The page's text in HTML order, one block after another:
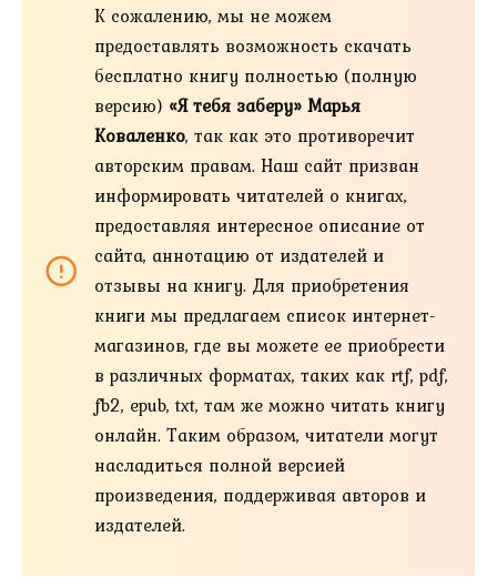
К сожалению, мы не можем
предоставлять возможность скачать
бесплатно книгу полностью (полную
версию) «Я тебя заберу» Марья
Коваленко, так как это противоречит
авторским правам. Наш сайт призван
информировать читателей о книгах,
предоставляя интересное описание от
сайта, аннотацию от издателей и
отзывы на книгу. Для приобретения
книги мы предлагаем список интернет-
магазинов, где вы можете ее приобрести
в различных форматах, таких как rtf, pdf,
fb2, epub, txt, там же можно читать книгу
онлайн. Таким образом, читатели могут
насладиться полной версией
произведения, поддерживая авторов и
издателей.